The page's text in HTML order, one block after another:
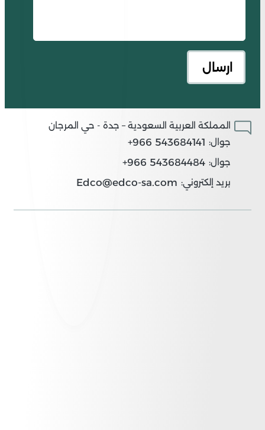
المملكة العربية السعودية – جدة - حي المرجان
جوال: 543684141 966+
جوال: 543684484 966+
بريد إلكتروني: Edco@edco-sa.com